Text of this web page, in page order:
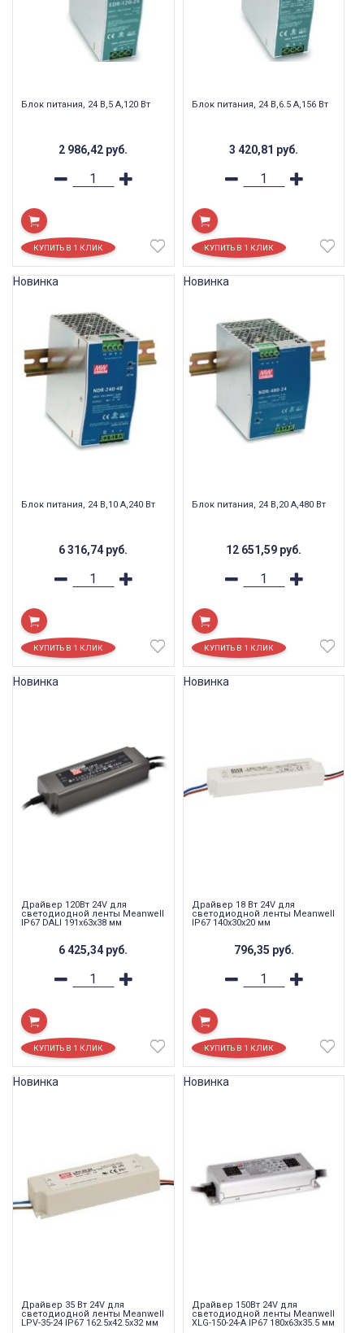
Блок питания, 24 В,5 А,120 Вт
2 986,42 руб.
Блок питания, 24 В,6.5 А,156 Вт
3 420,81 руб.
Блок питания, 24 В,10 А,240 Вт
6 316,74 руб.
Новинка
Блок питания, 24 В,20 А,480 Вт
12 651,59 руб.
Новинка
Драйвер 120Вт 24V для
светодиодной ленты Meanwell
IP67 DALI 191x63x38 мм
6 425,34 руб.
Новинка
Драйвер 18 Вт 24V для
светодиодной ленты Meanwell
IP67 140x30x20 мм
796,35 руб.
Новинка
Драйвер 35 Вт 24V для
светодиодной ленты Meanwell
LPV-35-24 IP67 162.5x42.5x32 мм
Новинка
Драйвер 150Вт 24V для
светодиодной ленты Meanwell
XLG-150-24-A IP67 180x63x35.5 мм
Новинка